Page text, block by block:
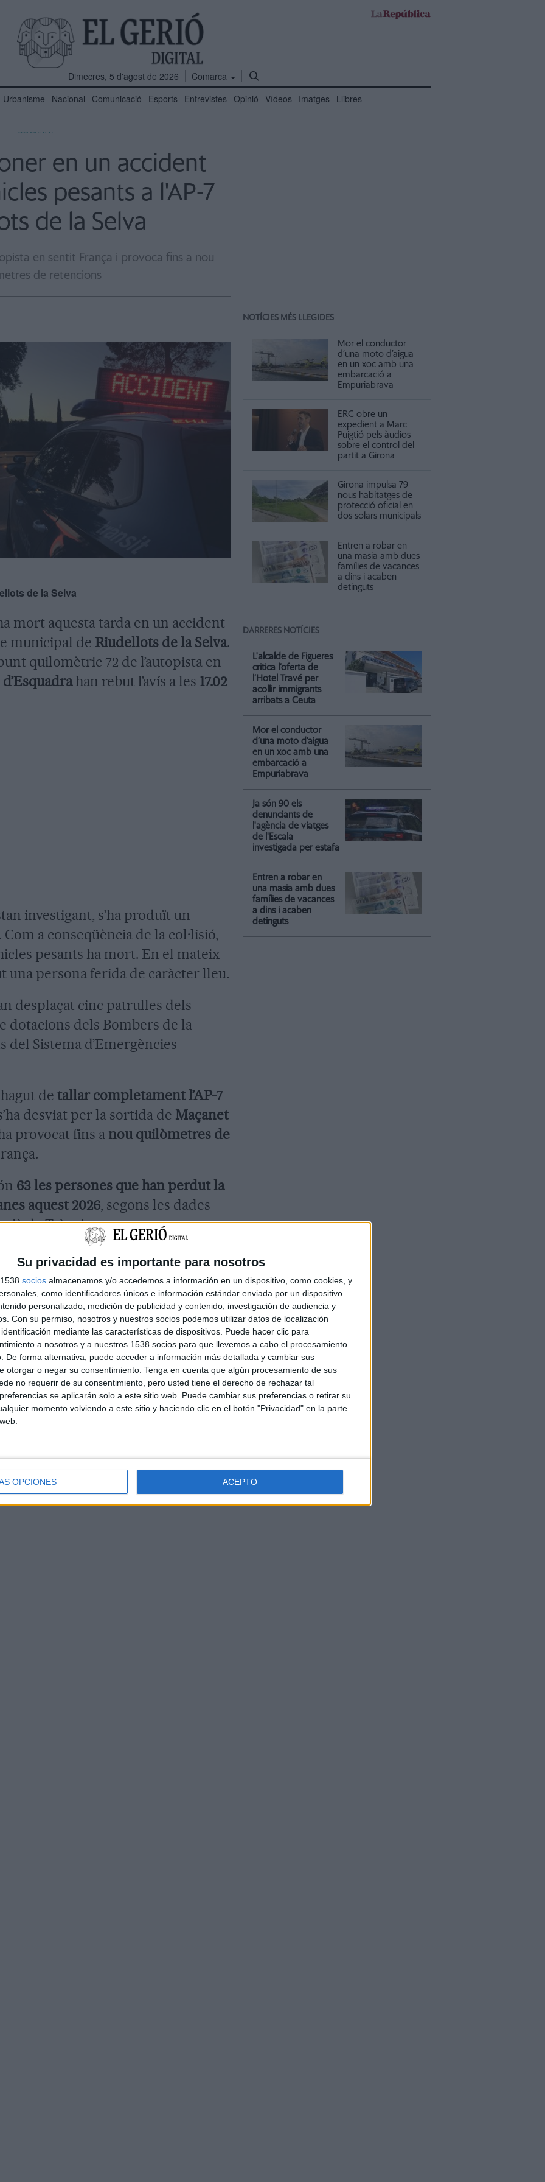
Su privacidad es importante para nosotros
socios almacenamos y/o accedemos a información en un dispositivo, como cookies, y
como identificadores únicos e información estándar enviada por un dispositivo
personalizado, medición de publicidad y contenido, investigación de audiencia y
Con su permiso, nosotros y nuestros socios podemos utilizar datos de localización
mediante las características de dispositivos. Puede hacer clic para
a nosotros y a nuestros 1538 socios para que llevemos a cabo el procesamiento
De forma alternativa, puede acceder a información más detallada y cambiar sus
otorgar o negar su consentimiento. Tenga en cuenta que algún procesamiento de sus
no requerir de su consentimiento, pero usted tiene el derecho de rechazar tal
se aplicarán solo a este sitio web. Puede cambiar sus preferencias o retirar su
momento volviendo a este sitio y haciendo clic en el botón "Privacidad" en la parte
OPCIONES ACEPTO
Dimecres, 5 d'agost de 2026
Comarca
Urbanisme Nacional Comunicació Esports Entrevistes Opinió Vídeos Imatges Llibres
SOCIETAT
en un accident
pesants a l'AP-7
de la Selva
en sentit França i provoca fins a nou
de retencions
de la Selva
mort aquesta tarda en un accident
municipal de Riudellots de la Selva.
quilomètric 72 de l’autopista en
han rebut l’avís a les 17.02
investigant, s’ha produït un
. Com a conseqüència de la col·lisió,
pesants ha mort. En el mateix
una persona ferida de caràcter lleu.
desplaçat cinc patrulles dels
dotacions dels Bombers de la
Sistema d’Emergències
de tallar completament l’AP-7
desviat per la sortida de Maçanet
provocat fins a nou quilòmetres de
63 les persones que han perdut la
aquest 2026, segons les dades
de Trànsit.
NOTÍCIES MÉS LLEGIDES
Mor el conductor
d’una moto d’aigua
en un xoc amb una
embarcació a
Empuriabrava
ERC obre un
expedient a Marc
Puigtió pels àudios
sobre el control del
partit a Girona
Girona impulsa 79
nous habitatges de
protecció oficial en
dos solars municipals
Entren a robar en
una masia amb dues
famílies de vacances
a dins i acaben
detinguts
DARRERES NOTÍCIES
L'alcalde de Figueres
critica l’oferta de
l’Hotel Travé per
acollir immigrants
arribats a Ceuta
Mor el conductor
d’una moto d’aigua
en un xoc amb una
embarcació a
Empuriabrava
Ja són 90 els
denunciants de
l'agència de viatges
de l'Escala
investigada per estafa
Entren a robar en
una masia amb dues
famílies de vacances
a dins i acaben
detinguts